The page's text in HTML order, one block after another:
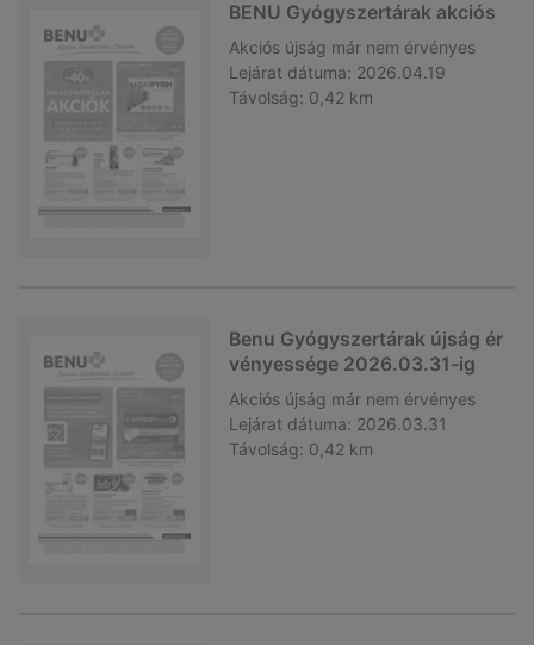
BENU Gyógyszertárak akciós
Akciós újság már nem érvényes
Lejárat dátuma: 2026.04.19
Távolság: 0,42 km
Benu Gyógyszertárak újság ér
vényessége 2026.03.31-ig
Akciós újság már nem érvényes
Lejárat dátuma: 2026.03.31
Távolság: 0,42 km